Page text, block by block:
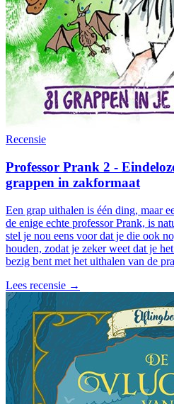
Recensie
Professor Prank 2 -
grappen in zakformaat
Een grap uithalen is één ding, maar
de enige echte professor Prank, is
stel je nou eens voor dat je die ook
houden, zodat je zeker weet dat je
bezig bent met het uithalen van de
Lees recensie →